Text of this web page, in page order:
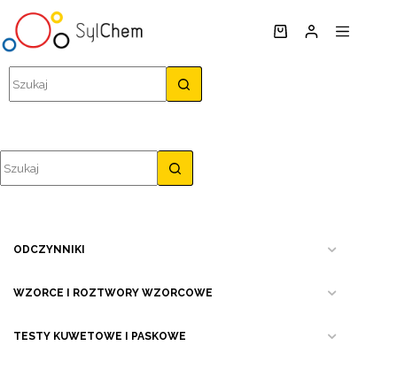
do
treści
Koszyk
wyników
wyników
ODCZYNNIKI
WZORCE I ROZTWORY WZORCOWE
TESTY KUWETOWE I PASKOWE